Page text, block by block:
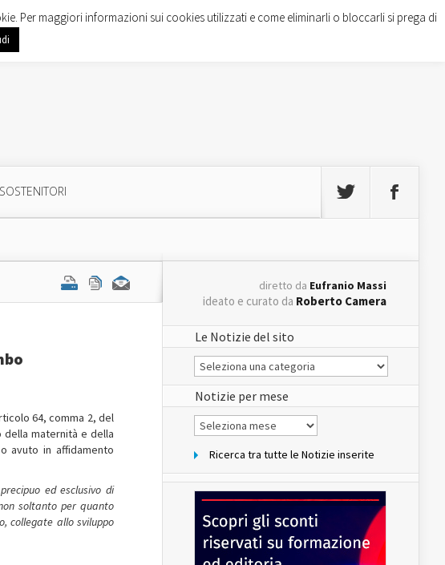
64, comma 2, del
maternità e della
avuto in affidamento
ed esclusivo di
soltanto per quanto
collegate allo sviluppo
diretto da Eufranio Massi
ideato e curato da Roberto Camera
Le Notizie del sito
Le
Notizie
del
sito
Notizie per mese
Notizie
per
Ricerca tra tutte le Notizie inserite
Per maggiori informazioni sui cookies utilizzati e come eliminarli o bloccarli si prega di